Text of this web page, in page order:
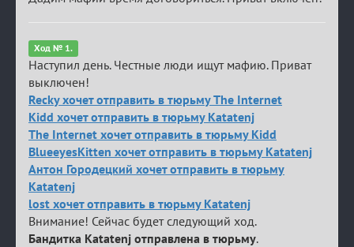
Ход № 1.
Наступил день. Честные люди ищут мафию. Приват
выключен!
Recky хочет отправить в тюрьму The Internet
Kidd хочет отправить в тюрьму Katatenj
The Internet хочет отправить в тюрьму Kidd
BlueeyesKitten хочет отправить в тюрьму Katatenj
Антон Городецкий хочет отправить в тюрьму
Katatenj
lost хочет отправить в тюрьму Katatenj
Внимание! Сейчас будет следующий ход.
Бандитка Katatenj отправлена в тюрьму.